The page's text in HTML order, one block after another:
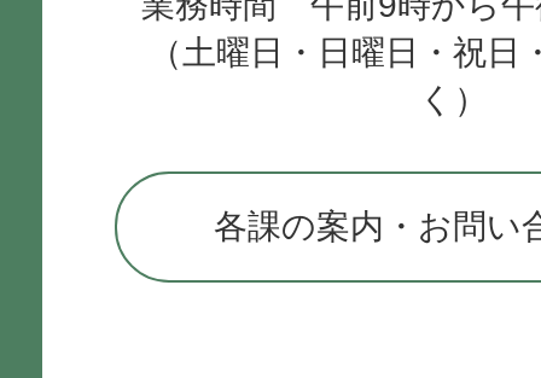
（土曜日・日曜日・祝日
く）
各課の案内・お問い